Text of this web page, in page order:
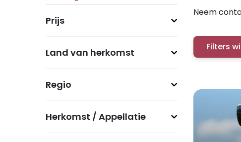
Prijs
Land van herkomst
Regio
Herkomst / Appellatie
Neem
Filters